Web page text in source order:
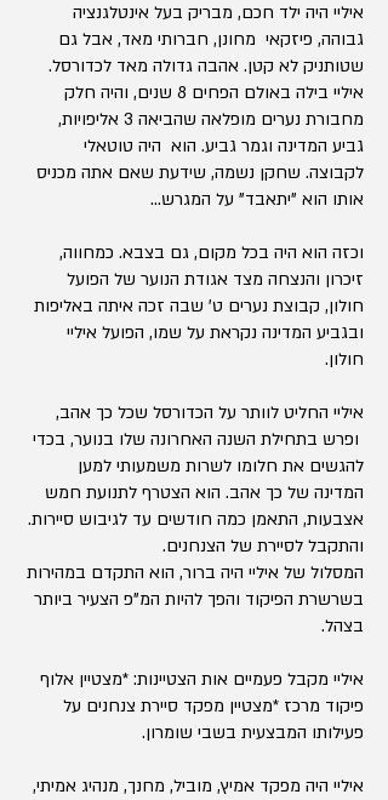
איליי היה ילד חכם, מבריק בעל אינטלגנציה
גבוהה, פיזקאי מחונן, חברותי מאד, אבל גם
שטותניק לא קטן. אהבה גדולה מאד לכדורסל.
איליי בילה באולם הפחים 8 שנים, והיה חלק
מחבורת נערים מופלאה שהביאה 3 אליפויות,
גביע המדינה וגמר גביע. הוא היה טוטאלי
לקבוצה. שחקן נשמה, שידעת שאם אתה מכניס
אותו הוא "יתאבד" על המגרש...
וכזה הוא היה בכל מקום, גם בצבא. כמחווה,
זיכרון והנצחה מצד אגודת הנוער של הפועל
חולון, קבוצת נערים ט' שבה זכה איתה באליפות
ובגביע המדינה נקראת על שמו, הפועל איליי
חולון.
איליי החליט לוותר על הכדורסל שכל כך אהב,
ופרש בתחילת השנה האחרונה שלו בנוער, בכדי
להגשים את חלומו לשרות משמעותי למען
המדינה של כך אהב. הוא הצטרף לתנועת חמש
אצבעות, התאמן כמה חודשים עד לגיבוש סיירות.
והתקבל לסיירת של הצנחנים.
המסלול של איליי היה ברור, הוא התקדם במהירות
בשרשרת הפיקוד והפך להיות המ"פ הצעיר ביותר
בצהל.
איליי מקבל פעמיים אות הצטיינות: *מצטיין אלוף
פיקוד מרכז *מצטיין מפקד סיירת צנחנים על
פעילותו המבצעית בשבי שומרון.
איליי היה מפקד אמיץ, מוביל, מחנך, מנהיג אמיתי,